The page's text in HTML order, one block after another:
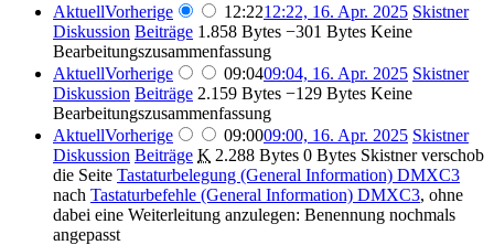
AktuellVorherige 12:2212:22, 16. Apr. 2025 Skistner
Diskussion Beiträge 1.858 Bytes −301 Bytes Keine
Bearbeitungszusammenfassung
AktuellVorherige 09:0409:04, 16. Apr. 2025 Skistner
Diskussion Beiträge 2.159 Bytes −129 Bytes Keine
Bearbeitungszusammenfassung
AktuellVorherige 09:0009:00, 16. Apr. 2025 Skistner
Diskussion Beiträge K 2.288 Bytes 0 Bytes Skistner verschob
die Seite Tastaturbelegung (General Information) DMXC3
nach Tastaturbefehle (General Information) DMXC3, ohne
dabei eine Weiterleitung anzulegen: Benennung nochmals
angepasst